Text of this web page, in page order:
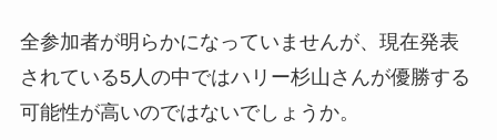
全参加者が明らかになっていませんが、現在発表
されている5人の中ではハリー杉山さんが優勝する
可能性が高いのではないでしょうか。